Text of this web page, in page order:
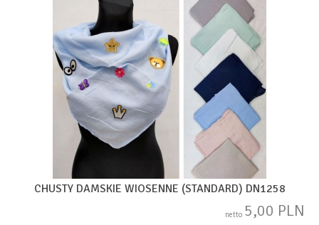
CHUSTY DAMSKIE WIOSENNE (STANDARD) DN1258
netto 5,00 PLN